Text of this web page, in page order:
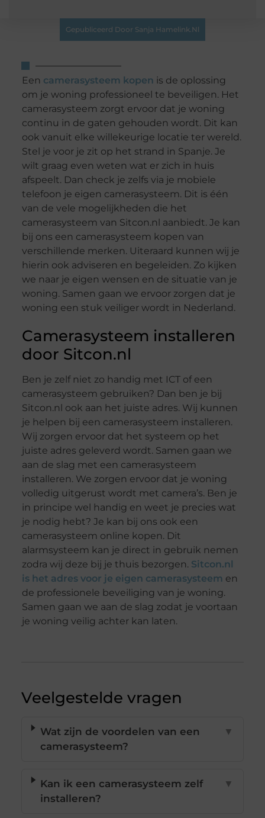
Gepubliceerd Door Sanja Hamelink.nl
Een camerasysteem kopen is de oplossing
om je woning professioneel te beveiligen. Het
camerasysteem zorgt ervoor dat je woning
continu in de gaten gehouden wordt. Dit kan
ook vanuit elke willekeurige locatie ter wereld.
Stel je voor je zit op het strand in Spanje. Je
wilt graag even weten wat er zich in huis
afspeelt. Dan check je zelfs via je mobiele
telefoon je eigen camerasysteem. Dit is één
van de vele mogelijkheden die het
camerasysteem van Sitcon.nl aanbiedt. Je kan
bij ons een camerasysteem kopen van
verschillende merken. Uiteraard kunnen wij je
hierin ook adviseren en begeleiden. Zo kijken
we naar je eigen wensen en de situatie van je
woning. Samen gaan we ervoor zorgen dat je
woning een stuk veiliger wordt in Nederland.
Camerasysteem installeren
door Sitcon.nl
Ben je zelf niet zo handig met ICT of een
camerasysteem gebruiken? Dan ben je bij
Sitcon.nl ook aan het juiste adres. Wij kunnen
je helpen bij een camerasysteem installeren.
Wij zorgen ervoor dat het systeem op het
juiste adres geleverd wordt. Samen gaan we
aan de slag met een camerasysteem
installeren. We zorgen ervoor dat je woning
volledig uitgerust wordt met camera’s. Ben je
in principe wel handig en weet je precies wat
je nodig hebt? Je kan bij ons ook een
camerasysteem online kopen. Dit
alarmsysteem kan je direct in gebruik nemen
zodra wij deze bij je thuis bezorgen. Sitcon.nl
is het adres voor je eigen camerasysteem en
de professionele beveiliging van je woning.
Samen gaan we aan de slag zodat je voortaan
je woning veilig achter kan laten.
Veelgestelde vragen
Wat zijn de voordelen van een
camerasysteem?
▼
Kan ik een camerasysteem zelf
installeren?
▼